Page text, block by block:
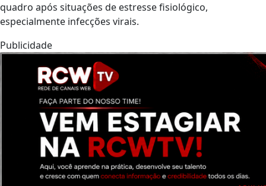
quadro após situações de estresse fisiológico,
especialmente infecções virais.
Publicidade